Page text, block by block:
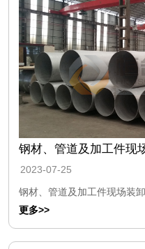
钢材、管道及加工件现
2023-07-25
钢材、管道及加工件现场装
更多>>